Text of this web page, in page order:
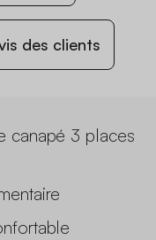
des clients
canapé 3 places